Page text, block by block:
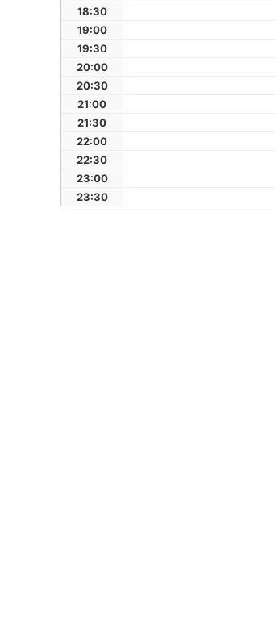
18:30
19:00
19:30
20:00
20:30
21:00
21:30
22:00
22:30
23:00
23:30